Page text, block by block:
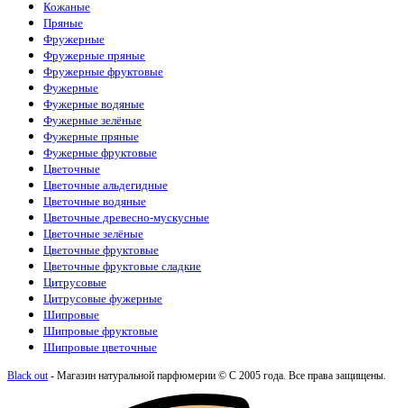
Kenzo (5)
Kilian (26)
La Sultane de Saba
Lacoste (10)
Lanvin (3)
Lattafa Perfumes
Le Labo (15)
Loewe (1)
Louis Vuitton (18)
Maison Crivelli (4)
Maison Francis Kurkdjian
Maison Martin Margiela
Mancera (6)
Marc Antoine Barrois (7)
Marc Jacobs (1)
Mazzolari (1)
Memo (15)
Mercedes-Benz
Moncler (1)
Montale (15)
Montblanc (3)
Morph (1)
Moschino (1)
(2)
Кожаные
Пряные
Фружерные
Фружерные пряные
Фружерные фруктовые
Фужерные
Фужерные водяные
Фужерные зелёные
Фужерные пряные
Фужерные фруктовые
Цветочные
Цветочные альдегидные
Цветочные водяные
Цветочные древесно-мускусные
Цветочные зелёные
Цветочные фруктовые
Цветочные фруктовые сладкие
Цитрусовые
Цитрусовые фужерные
Шипровые
Шипровые фруктовые
Шипровые цветочные
Black out- Магазин натуральной парфюмерии © С 2005 года. Все права защищены.